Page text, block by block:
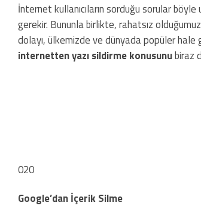
İnternet kullanıcıların sorduğu sorular böyle
gerekir. Bununla birlikte, rahatsız
dolayı, ülkemizde ve dünyada popüler hale
internetten yazı sildirme konusunubiraz
020
Google’dan İçerik Silme